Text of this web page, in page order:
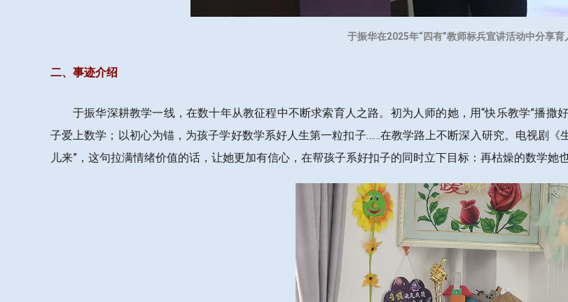
于振华在2025年“四有”教师标兵宣讲活动中分享育
二、事迹介绍
于振华深耕教学一线，在数十年从教征程中不断求索育人之路。初为人师的她，用“快乐教学”播撒
子爱上数学；以初心为锚，为孩子学好数学系好人生第一粒扣子……在教学路上不断深入研究。电视剧
儿来”，这句拉满情绪价值的话，让她更加有信心，在帮孩子系好扣子的同时立下目标：再枯燥的数学她